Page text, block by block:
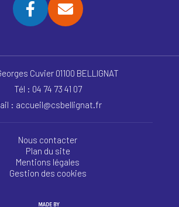
Cuvier 01100 BELLIGNAT
Tél : 04 74 73 41 07
: accueil@csbellignat.fr
Nous contacter
Plan du site
Mentions légales
Gestion des cookies